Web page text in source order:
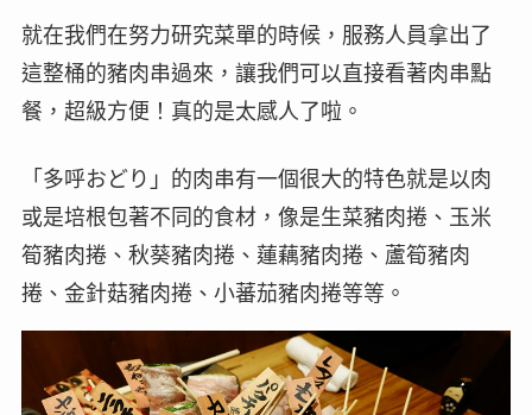
就在我們在努力研究菜單的時候，服務人員拿出了
這整桶的豬肉串過來，讓我們可以直接看著肉串點
餐，超級方便！真的是太感人了啦。
「多呼おどり」的肉串有一個很大的特色就是以肉
或是培根包著不同的食材，像是生菜豬肉捲、玉米
筍豬肉捲、秋葵豬肉捲、蓮藕豬肉捲、蘆筍豬肉
捲、金針菇豬肉捲、小蕃茄豬肉捲等等。